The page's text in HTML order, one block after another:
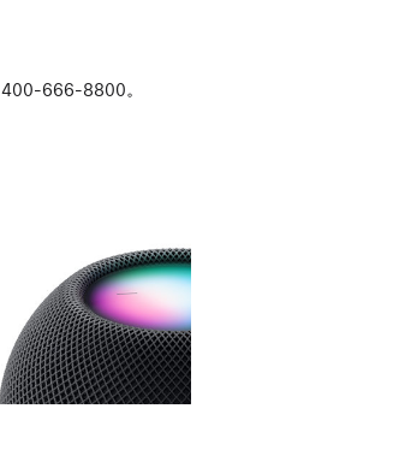
400-666-8800。
图库 图像 5